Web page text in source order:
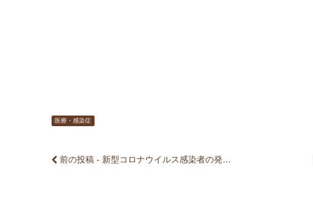
医療・感染症
記
へ 前の投稿 - 新型コロナウイルス感染者の発生と対応について（第３報）